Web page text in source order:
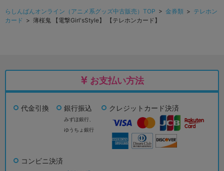
らしんばんオンライン（アニメ系グッズ中古販売）TOP > 金券類 > テレホン
カード > 薄桜鬼 【電撃Girl'sStyle】 【テレホンカード】
お支払い方法
代金引換 銀行振込
みずほ銀行、
ゆうちょ銀行
クレジットカード決済
コンビニ決済